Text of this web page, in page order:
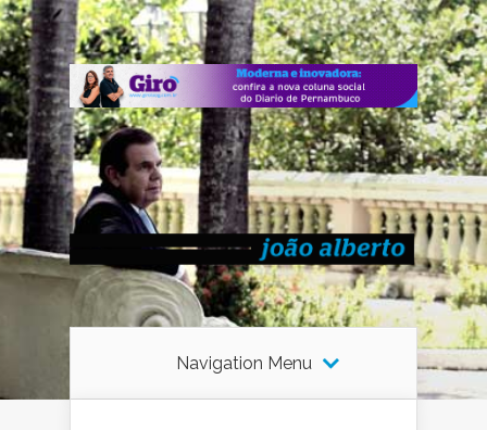
Navigation Menu